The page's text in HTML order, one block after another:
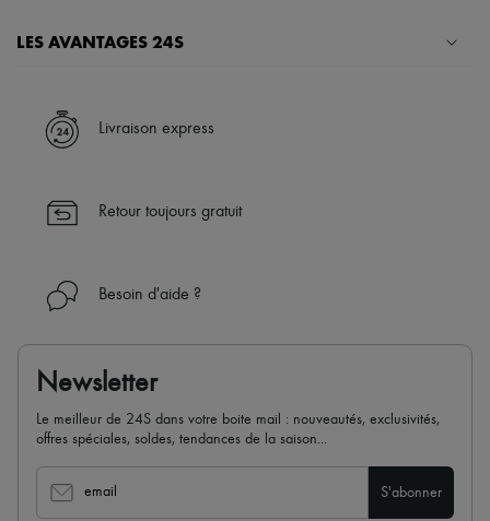
LES AVANTAGES 24S
✓ Bénéficiez de la livraison express dans plus de 100 pays
✓ Soyez libre de changer d’avis, les retours sont toujours offerts
client 24h/24
En savoir plus sur 24S, une maison du groupe LVMH
Livraison express
Retour toujours gratuit
Besoin d'aide ?
Newsletter
Le meilleur de 24S dans votre boite mail : nouveautés, exclusivités,
offres spéciales, soldes, tendances de la saison...
email S'abonner